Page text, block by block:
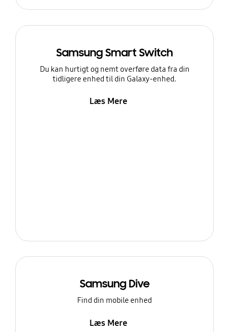
Samsung Smart Switch
Du kan hurtigt og nemt overføre data fra din
tidligere enhed til din Galaxy-enhed.
Læs Mere
Samsung Dive
Find din mobile enhed
Læs Mere